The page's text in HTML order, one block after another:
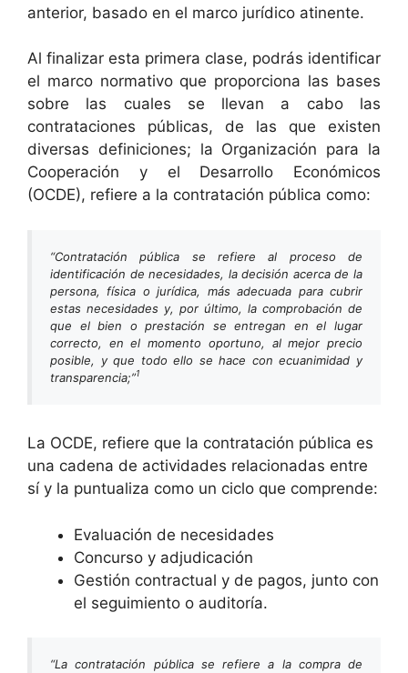
anterior, basado en el marco jurídico atinente.
Al finalizar esta primera clase, podrás identificar
el marco normativo que proporciona las bases
sobre las cuales se llevan a cabo las
contrataciones públicas, de las que existen
diversas definiciones; la Organización para la
Cooperación y el Desarrollo Económicos
(OCDE), refiere a la contratación pública como:
“Contratación pública se refiere al proceso de
identificación de necesidades, la decisión acerca de la
persona, física o jurídica, más adecuada para cubrir
estas necesidades y, por último, la comprobación de
que el bien o prestación se entregan en el lugar
correcto, en el momento oportuno, al mejor precio
posible, y que todo ello se hace con ecuanimidad y
transparencia;”1
La OCDE, refiere que la contratación pública es
una cadena de actividades relacionadas entre
sí y la puntualiza como un ciclo que comprende:
Evaluación de necesidades
Concurso y adjudicación
Gestión contractual y de pagos, junto con
el seguimiento o auditoría.
“La contratación pública se refiere a la compra de